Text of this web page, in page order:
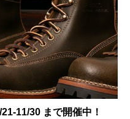
11/30 まで開催中！